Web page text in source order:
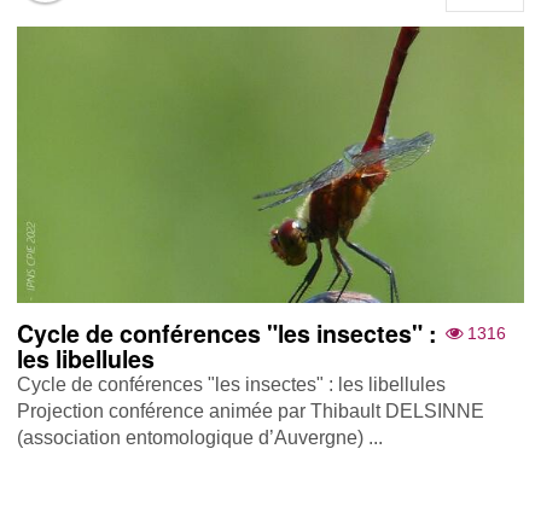
1316
Cycle de conférences "les insectes" :
les libellules
Cycle de conférences "les insectes" : les libellules
Projection conférence animée par Thibault DELSINNE
(association entomologique d’Auvergne) ...